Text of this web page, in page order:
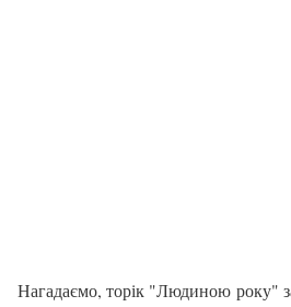
Нагадаємо, торік "Людиною року"